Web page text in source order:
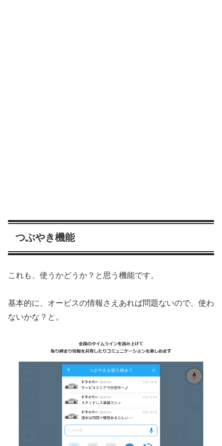
つぶやき機能
これも、使うかどうか？と思う機能です。
基本的に、オービスの情報さえあれば問題ないので、使わ
ないかな？と。